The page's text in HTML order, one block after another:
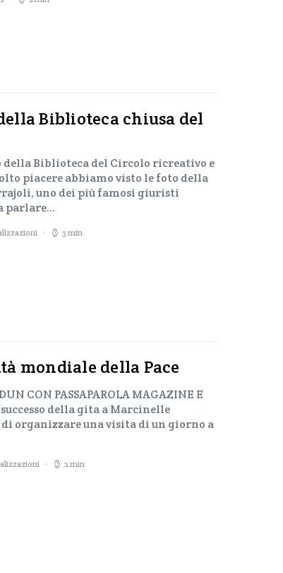
Biblioteca chiusa del
Biblioteca del Circolo ricreativo e
piacere abbiamo visto le foto della
uno dei più famosi giuristi
parlare…
3 min
mondiale della Pace
CON PASSAPAROLA MAGAZINE E
della gita a Marcinelle
di organizzare una visita di un giorno a
2 min